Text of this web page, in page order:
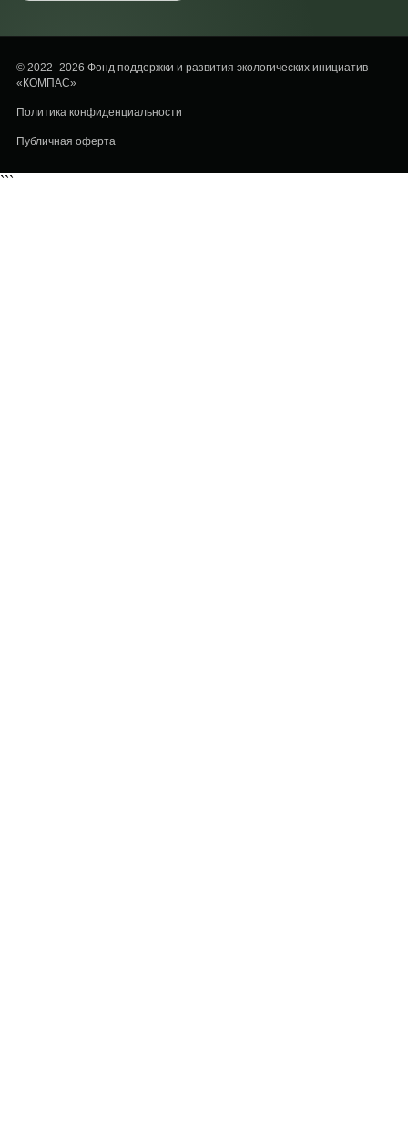
© 2022–2026 Фонд поддержки и развития экологических инициатив
«КОМПАС»
Политика конфиденциальности
Публичная оферта
```